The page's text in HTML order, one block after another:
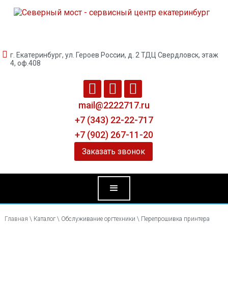
 г. Екатеринбург, ул. Героев России, д. 2 ТДЦ Свердловск, этаж
4, оф.408
  
mail@2222717.ru
+7 (343) 22-22-717
+7 (902) 267-11-20
Заказать звонок
Главная \ Каталог \ Обслуживание оргтехники \ Перепрошивка принтера